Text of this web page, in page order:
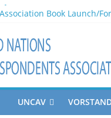
2026
Book Launch/
of Strength, Diversity,
– Vienna, 20.06.2026
between Austria
UNCAV